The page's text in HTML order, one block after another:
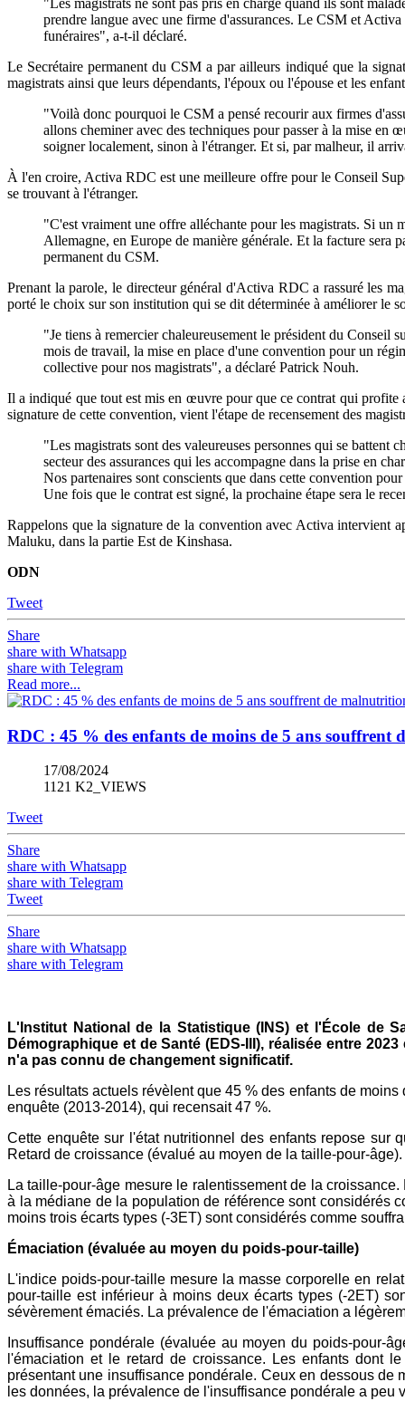
prendre langue avec une firme d'assurances. Le CSM et
funéraires", a-t-il déclaré.
Le Secrétaire permanent du CSM a par ailleurs indiqué que la
magistrats ainsi que leurs dépendants, l'époux ou l'épouse et les
"Voilà donc pourquoi le CSM a pensé recourir aux firmes
allons cheminer avec des techniques pour passer à la mise
soigner localement, sinon à l'étranger. Et si, par malheur, il
À l'en croire, Activa RDC est une meilleure offre pour le Conseil
se trouvant à l'étranger.
"C'est vraiment une offre alléchante pour les magistrats. Si un
Allemagne, en Europe de manière générale. Et la facture sera
permanent du CSM.
Prenant la parole, le directeur général d'Activa RDC a rassuré les
porté le choix sur son institution qui se dit déterminée à améliorer le
"Je tiens à remercier chaleureusement le président du Conseil
mois de travail, la mise en place d'une convention pour un
collective pour nos magistrats", a déclaré Patrick Nouh.
Il a indiqué que tout est mis en œuvre pour que ce contrat qui
signature de cette convention, vient l'étape de recensement des
"Les magistrats sont des valeureuses personnes qui se
secteur des assurances qui les accompagne dans la prise en
Nos partenaires sont conscients que dans cette convention
Une fois que le contrat est signé, la prochaine étape sera le
Rappelons que la signature de la convention avec Activa intervient
Maluku, dans la partie Est de Kinshasa.
ODN
Tweet
Share
share with Whatsapp
share with Telegram
Read more...
RDC : 45 % des enfants de moins de 5 ans
17/08/2024
1121 K2_VIEWS
Tweet
Share
share with Whatsapp
share with Telegram
Tweet
Share
share with Whatsapp
share with Telegram
L'Institut National de la Statistique (INS) et l'École de
Démographique et de Santé (EDS-III), réalisée entre
n'a pas connu de changement significatif.
Les résultats actuels révèlent que 45 % des enfants de
enquête (2013-2014), qui recensait 47 %.
Cette enquête sur l'état nutritionnel des enfants repose sur
Retard de croissance (évalué au moyen de la taille-pour-âge).
La taille-pour-âge mesure le ralentissement de la
à la médiane de la population de référence sont considérés
moins trois écarts types (-3ET) sont considérés comme
Émaciation (évaluée au moyen du poids-pour-taille)
L'indice poids-pour-taille mesure la masse corporelle en
pour-taille est inférieur à moins deux écarts types (-2ET)
sévèrement émaciés. La prévalence de l'émaciation a
Insuffisance pondérale (évaluée au moyen du poids-pour-
l'émaciation et le retard de croissance. Les enfants dont
présentant une insuffisance pondérale. Ceux en dessous
les données, la prévalence de l'insuffisance pondérale a peu